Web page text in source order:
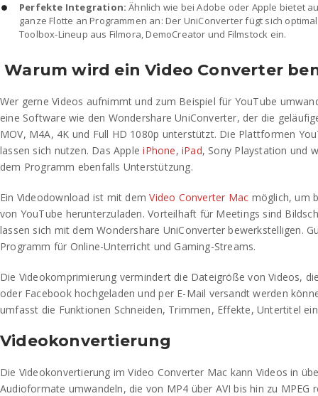
Perfekte Integration: Ähnlich wie bei Adobe oder Apple bietet
ganze Flotte an Programmen an: Der UniConverter fügt sich
Toolbox-Lineup aus Filmora, DemoCreator und Filmstock ein.
Warum wird ein Video Converter
Wer gerne Videos aufnimmt und zum Beispiel für YouTube
eine Software wie den Wondershare UniConverter, der die
MOV, M4A, 4K und Full HD 1080p unterstützt. Die Plattformen
lassen sich nutzen. Das AppleiPhone, iPad, Sony Playstation und
dem Programm ebenfalls Unterstützung.
Ein Videodownload ist mit demVideo Converter Mac möglich, um
von YouTube herunterzuladen. Vorteilhaft für Meetings sind
lassen sich mit dem Wondershare UniConverter bewerkstelligen.
Programm für Online-Unterricht und Gaming-Streams.
Die Videokomprimierung vermindert die Dateigröße von Videos,
oder Facebook hochgeladen und per E-Mail versandt werden
umfasst die Funktionen Schneiden, Trimmen, Effekte, Untertitel
Videokonvertierung
Die Videokonvertierung im Video Converter Mac kann Videos in
Audioformate umwandeln, die von MP4 über AVI bis hin zu MPEG